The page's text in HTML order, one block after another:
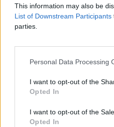
This information may also be
List of Downstream Participants
parties.
Personal Data Processing
I want to opt-out of the
Opted In
I want to opt-out of the
Opted In
Jednoznaczny wynik
44,7 proc. Polaków uważa, że
Polski po 1989 r. był Aleksander
wypadł Lech Wałęsa i Wojciech